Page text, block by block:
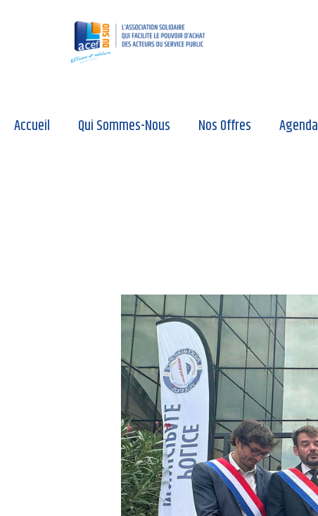
Accueil Qui Sommes-Nous Nos Offres Agenda